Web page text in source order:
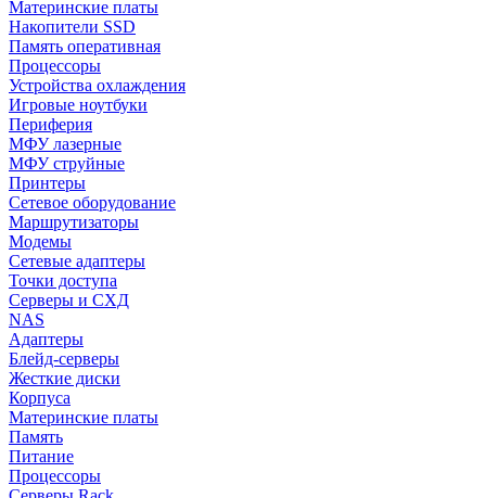
Материнские платы
Накопители SSD
Память оперативная
Процессоры
Устройства охлаждения
Игровые ноутбуки
Периферия
МФУ лазерные
МФУ струйные
Принтеры
Сетевое оборудование
Маршрутизаторы
Модемы
Сетевые адаптеры
Точки доступа
Серверы и СХД
NAS
Адаптеры
Блейд-серверы
Жесткие диски
Корпуса
Материнские платы
Память
Питание
Процессоры